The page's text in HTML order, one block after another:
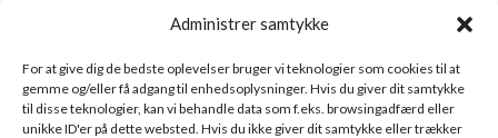
Administrer samtykke
For at give dig de bedste oplevelser bruger vi teknologier som cookies til at
gemme og/eller få adgang til enhedsoplysninger. Hvis du giver dit samtykke
til disse teknologier, kan vi behandle data som f.eks. browsingadfærd eller
unikke ID'er på dette websted. Hvis du ikke giver dit samtykke eller trækker
(C) 2018 Kaatsu Massage